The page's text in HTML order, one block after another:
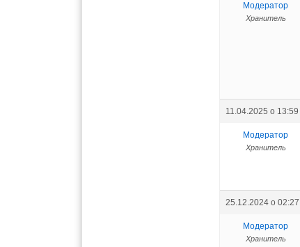
Модератор
Хранитель
11.04.2025 о 13:59
Модератор
Хранитель
25.12.2024 о 02:27
Модератор
Хранитель